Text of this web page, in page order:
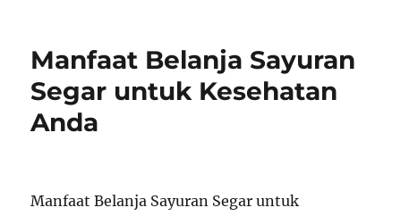
Manfaat Belanja Sayuran
Segar untuk Kesehatan
Anda
Manfaat Belanja Sayuran Segar untuk